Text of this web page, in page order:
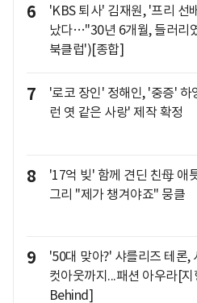
6
'KBS 퇴사' 김재원, '프리 선
났다…"30년 6개월, 들러리
북클럽')[종합]
7
'로코 장인' 정해인, '중증' 하
런 엿 같은 사랑' 제작 확정
8
'17억 빚' 함께 견딘 친母 애
그리 "제가 챙겨야죠" 뭉클
9
'50대 맞아?' 샤를리즈 테론,
컷아웃까지...패션 아우라[지
Behind]